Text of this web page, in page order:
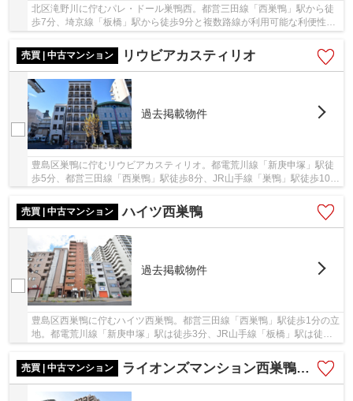
北区滝野川に佇むパレ・ドール巣鴨西。都営三田線「西巣鴨」駅から徒
歩7分、埼京線「板橋」駅から徒歩9分と複数路線が利用可能な利便性の
良い立地。周辺にはスーパー・コンビニなどお...
売買 | 中古マンション
リウビアカスティリオ
過去掲載物件
豊島区巣鴨に佇むリウビアカスティリオ。都電荒川線「新庚申塚」駅徒
歩5分、都営三田線「西巣鴨」駅徒歩8分、JR山手線「巣鴨」駅徒歩10
売買 | 中古マンション
ハイツ西巣鴨
過去掲載物件
豊島区西巣鴨に佇むハイツ西巣鴨。都営三田線「西巣鴨」駅徒歩1分の立
地。都電荒川線「新庚申塚」駅は徒歩3分、JR山手線「板橋」駅は徒歩
売買 | 中古マンション
ライオンズマンション西巣鴨駅前